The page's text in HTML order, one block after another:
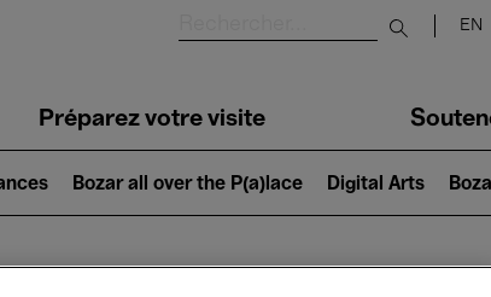
Submit
EN
Préparez votre visite
Bozar all over the P(a)lace Digital Arts